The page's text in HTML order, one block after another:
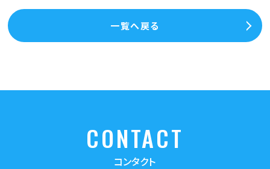
一覧へ戻る
CONTACT
コンタクト